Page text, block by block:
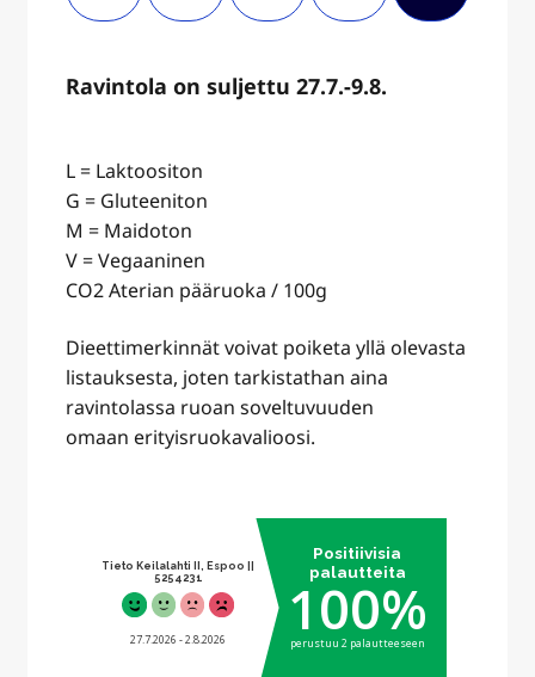
Ravintola on suljettu 27.7.-9.8.
L = Laktoositon
G = Gluteeniton
M = Maidoton
V = Vegaaninen
CO2 Aterian pääruoka / 100g
Dieettimerkinnät voivat poiketa yllä olevasta
listauksesta, joten tarkistathan aina
ravintolassa ruoan soveltuvuuden
omaan erityisruokavalioosi.